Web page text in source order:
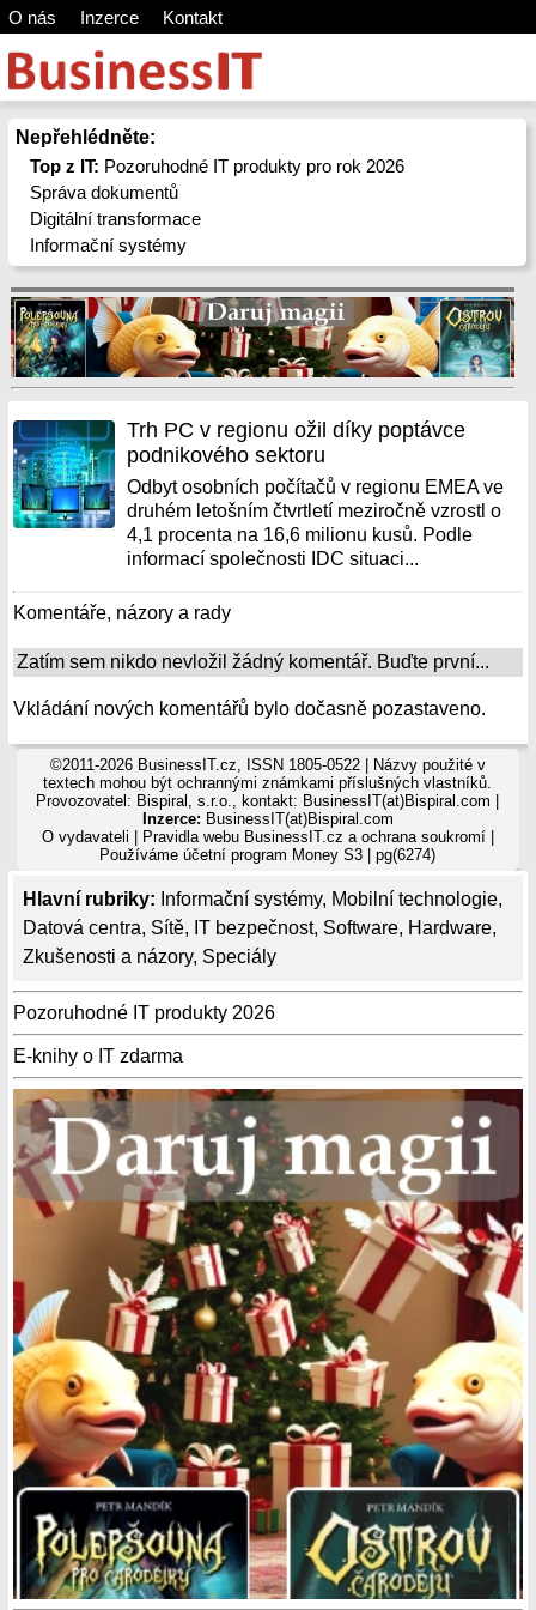
O nás Inzerce Kontakt
Nepřehlédněte:
Top z IT: Pozoruhodné IT produkty pro rok 2026
Správa dokumentů
Digitální transformace
Informační systémy
Hlavní rubriky: Informační systémy, Mobilní technologie,
Datová centra, Sítě, IT bezpečnost, Software, Hardware,
Zkušenosti a názory, Speciály
Pozoruhodné IT produkty 2026
E-knihy o IT zdarma
Trh PC v regionu ožil díky poptávce
podnikového sektoru
Odbyt osobních počítačů v regionu EMEA ve
druhém letošním čtvrtletí meziročně vzrostl o
4,1 procenta na 16,6 milionu kusů. Podle
informací společnosti IDC situaci...
Komentáře, názory a rady
Zatím sem nikdo nevložil žádný komentář. Buďte první...
Vkládání nových komentářů bylo dočasně pozastaveno.
©2011-2026 BusinessIT.cz, ISSN 1805-0522 | Názvy použité v
textech mohou být ochrannými známkami příslušných vlastníků.
Provozovatel: Bispiral, s.r.o., kontakt: BusinessIT(at)Bispiral.com |
Inzerce: BusinessIT(at)Bispiral.com
O vydavateli
Pravidla webu BusinessIT.cz a ochrana soukromí|
Používámeúčetní program Money S3 | pg(6274)